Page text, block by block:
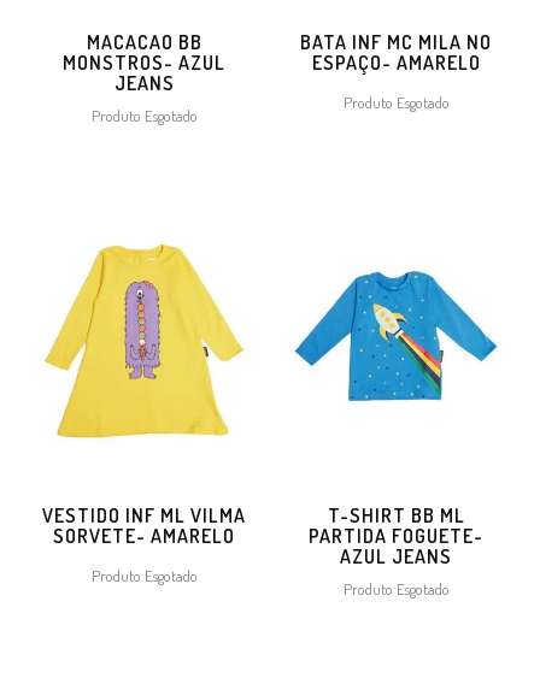
MACACAO BB
MONSTROS- AZUL
JEANS
Produto Esgotado
BATA INF MC MILA NO
ESPAÇO- AMARELO
Produto Esgotado
VESTIDO INF ML VILMA
SORVETE- AMARELO
Produto Esgotado
T-SHIRT BB ML
PARTIDA FOGUETE-
AZUL JEANS
Produto Esgotado